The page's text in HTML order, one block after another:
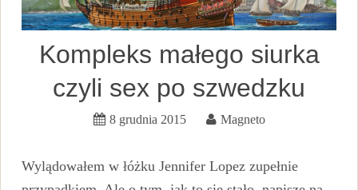
Kompleks małego siurka
czyli sex po szwedzku
8 grudnia 2015 Magneto
Wylądowałem w łóżku Jennifer Lopez zupełnie